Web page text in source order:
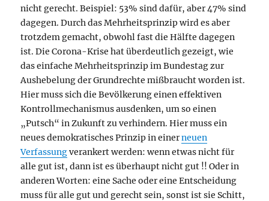
nicht gerecht. Beispiel: 53% sind dafür, aber 47% sind
dagegen. Durch das Mehrheitsprinzip wird es aber
trotzdem gemacht, obwohl fast die Hälfte dagegen
ist. Die Corona-Krise hat überdeutlich gezeigt, wie
das einfache Mehrheitsprinzip im Bundestag zur
Aushebelung der Grundrechte mißbraucht worden ist.
Hier muss sich die Bevölkerung einen effektiven
Kontrollmechanismus ausdenken, um so einen
„Putsch“ in Zukunft zu verhindern. Hier muss ein
neues demokratisches Prinzip in einerneuen
Verfassungverankert werden: wenn etwas nicht für
alle gut ist, dann ist es überhaupt nicht gut !! Oder in
anderen Worten: eine Sache oder eine Entscheidung
muss für alle gut und gerecht sein, sonst ist sie Schitt,